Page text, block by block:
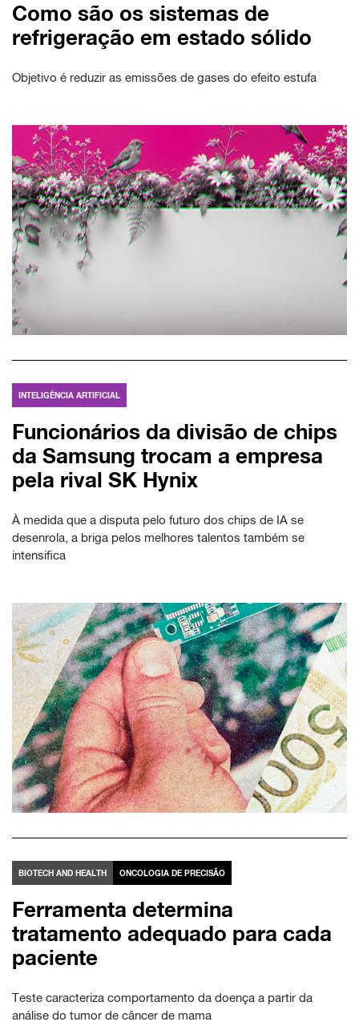
Como são os sistemas de
refrigeração em estado sólido
Objetivo é reduzir as emissões de gases do efeito estufa
INTELIGÊNCIA ARTIFICIAL
Funcionários da divisão de chips
da Samsung trocam a empresa
pela rival SK Hynix
À medida que a disputa pelo futuro dos chips de IA se
desenrola, a briga pelos melhores talentos também se
intensifica
BIOTECH AND HEALTH ONCOLOGIA DE PRECISÃO
Ferramenta determina
tratamento adequado para cada
paciente
Teste caracteriza comportamento da doença a partir da
análise do tumor de câncer de mama